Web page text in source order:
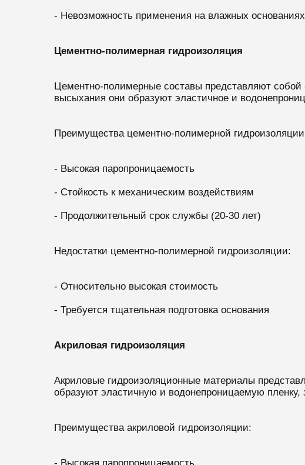
- Невозможность применения на влажных основаниях
Цементно-полимерная гидроизоляция
Цементно-полимерные составы представляют
высыхания они образуют эластичное и
Преимущества цементно-полимерной
- Высокая паропроницаемость
- Стойкость к механическим воздействиям
- Продолжительный срок службы (20-30 лет)
Недостатки цементно-полимерной гидроизоляции:
- Относительно высокая стоимость
- Требуется тщательная подготовка основания
Акриловая гидроизоляция
Акриловые гидроизоляционные материалы
образуют эластичную и водонепроницаемую
Преимущества акриловой гидроизоляции: